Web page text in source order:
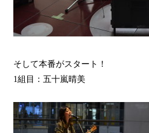
そして本番がスタート！
1組目：五十嵐晴美